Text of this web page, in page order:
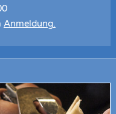
Anmeldung.